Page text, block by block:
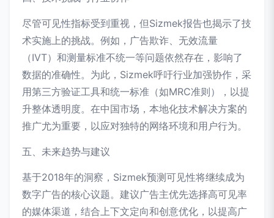
尽管可见性指标受到重视，但Sizmek报告也揭示了技
术实施上的挑战。例如，广告欺诈、无效流量
（IVT）和测量标准不统一等问题依然存在，影响了
数据的准确性。为此，Sizmek呼吁行业加强协作，采
用第三方验证工具和统一标准（如MRC准则），以提
升整体透明度。在中国市场，本地化技术解决方案的
推广尤为重要，以应对独特的网络环境和用户行为。
五、未来趋势与建议
基于2018年的洞察，Sizmek预测可见性将继续成为
数字广告的核心议题。建议广告主优先选择高可见率
的媒体渠道，结合上下文定向和创意优化，以提高广